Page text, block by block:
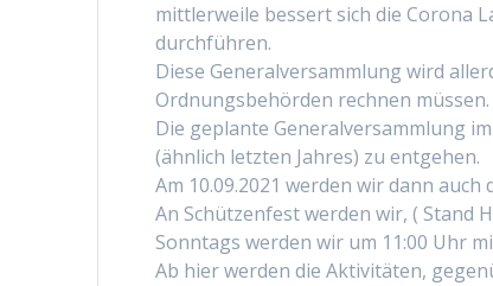
mittlerweile bessert sich die Corona
durchführen.
Diese Generalversammlung wird
Ordnungsbehörden rechnen
Die geplante Generalversammlung
(ähnlich letzten Jahres) zu entgehen.
Am 10.09.2021 werden wir dann
An Schützenfest werden wir, ( Stand
Sonntags werden wir um 11:00 Uhr
Ab hier werden die Aktivitäten,